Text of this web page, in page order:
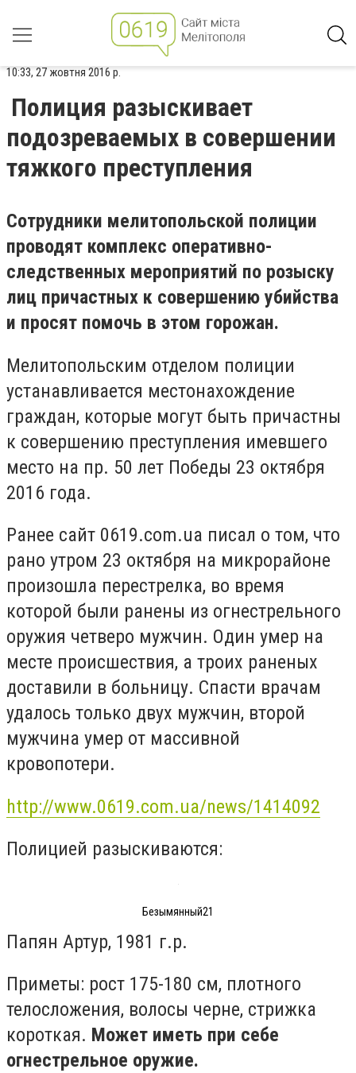
10:33, 27 жовтня 2016 р.
Полиция разыскивает
подозреваемых в совершении
тяжкого преступления
Сотрудники мелитопольской полиции
проводят комплекс оперативно-
следственных мероприятий по розыску
лиц причастных к совершению убийства
и просят помочь в этом горожан.
Мелитопольским отделом полиции
устанавливается местонахождение
граждан, которые могут быть причастны
к совершению преступления имевшего
место на пр. 50 лет Победы 23 октября
2016 года.
Ранее сайт 0619.com.ua писал о том, что
рано утром 23 октября на микрорайоне
произошла перестрелка, во время
которой были ранены из огнестрельного
оружия четверо мужчин. Один умер на
месте происшествия, а троих раненых
доставили в больницу. Спасти врачам
удалось только двух мужчин, второй
мужчина умер от массивной
кровопотери.
http://www.0619.com.ua/news/1414092
Полицией разыскиваются:
Безымянный21
Папян Артур, 1981 г.р.
Приметы: рост 175-180 см, плотного
телосложения, волосы черне, стрижка
короткая. Может иметь при себе
огнестрельное оружие.